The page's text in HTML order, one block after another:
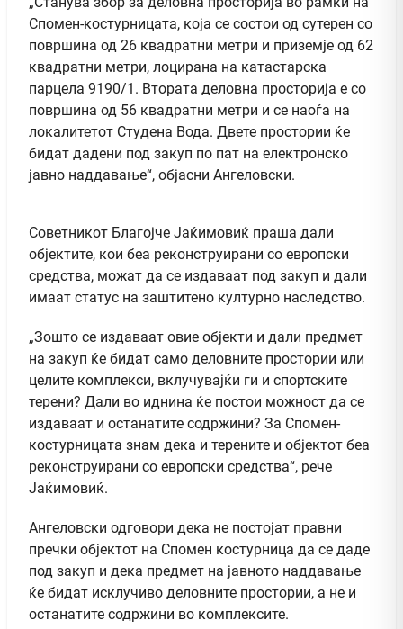
Спомен-костурницата, која се состои од сутерен со
површина од 26 квадратни метри и приземје од 62
квадратни метри, лоцирана на катастарска
парцела 9190/1. Втората деловна просторија е со
површина од 56 квадратни метри и се наоѓа на
локалитетот Студена Вода. Двете простории ќе
бидат дадени под закуп по пат на електронско
јавно наддавање“, објасни Ангеловски.
Советникот Благојче Јаќимовиќ праша дали
објектите, кои беа реконструирани со европски
средства, можат да се издаваат под закуп и дали
имаат статус на заштитено културно наследство.
„Зошто се издаваат овие објекти и дали предмет
на закуп ќе бидат само деловните простории или
целите комплекси, вклучувајќи ги и спортските
терени? Дали во иднина ќе постои можност да се
издаваат и останатите содржини? За Спомен-
костурницата знам дека и терените и објектот беа
реконструирани со европски средства“, рече
Јаќимовиќ.
Ангеловски одговори дека не постојат правни
пречки објектoт на Спомен костурница да се даде
под закуп и дека предмет на јавното наддавање
ќе бидат исклучиво деловните простории, а не и
останатите содржини во комплексите.